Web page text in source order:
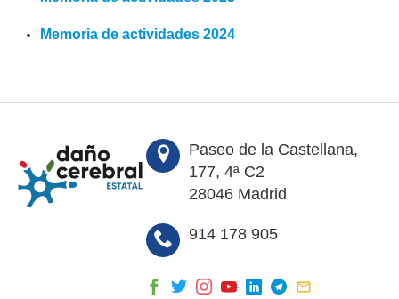
Memoria de actividades 2024
Paseo de la Castellana,
177, 4ª C2
28046 Madrid
914 178 905